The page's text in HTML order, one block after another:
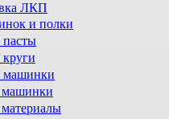
ЛКП
и полки
машинки